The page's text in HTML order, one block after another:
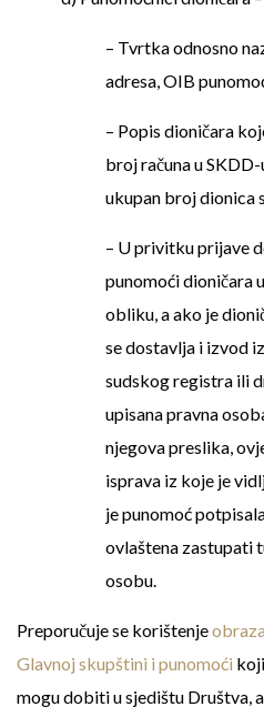
– Tvrtka odnosno
adresa, OIB
– Popis dioničara
broj računa u SKDD-
ukupan broj dionica
– U privitku prijave
punomoći dioničara
obliku, a ako je
se dostavlja i izvod iz
sudskog registra ili
upisana pravna
njegova preslika,
isprava iz koje je
je punomoć
ovlaštena zastupati
osobu.
Preporučuje se korištenje
Glavnoj skupštini i punomoći
mogu dobiti u sjedištu Društva,